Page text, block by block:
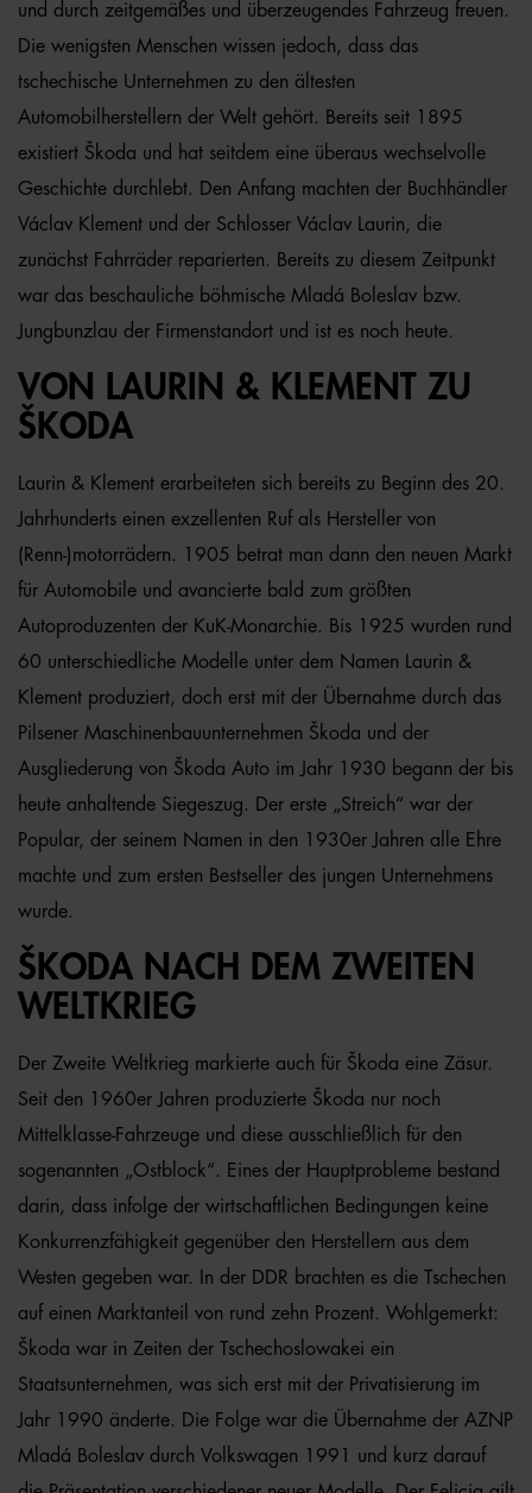
und durch zeitgemäßes und überzeugendes Fahrzeug freuen.
Die wenigsten Menschen wissen jedoch, dass das
tschechische Unternehmen zu den ältesten
Automobilherstellern der Welt gehört. Bereits seit 1895
existiert Škoda und hat seitdem eine überaus wechselvolle
Geschichte durchlebt. Den Anfang machten der Buchhändler
Václav Klement und der Schlosser Václav Laurin, die
zunächst Fahrräder reparierten. Bereits zu diesem Zeitpunkt
war das beschauliche böhmische Mladá Boleslav bzw.
Jungbunzlau der Firmenstandort und ist es noch heute.
VON LAURIN & KLEMENT ZU
ŠKODA
Laurin & Klement erarbeiteten sich bereits zu Beginn des 20.
Jahrhunderts einen exzellenten Ruf als Hersteller von
(Renn-)motorrädern. 1905 betrat man dann den neuen Markt
für Automobile und avancierte bald zum größten
Autoproduzenten der KuK-Monarchie. Bis 1925 wurden rund
60 unterschiedliche Modelle unter dem Namen Laurin &
Klement produziert, doch erst mit der Übernahme durch das
Pilsener Maschinenbauunternehmen Škoda und der
Ausgliederung von Škoda Auto im Jahr 1930 begann der bis
heute anhaltende Siegeszug. Der erste „Streich“ war der
Popular, der seinem Namen in den 1930er Jahren alle Ehre
machte und zum ersten Bestseller des jungen Unternehmens
wurde.
ŠKODA NACH DEM ZWEITEN
WELTKRIEG
Der Zweite Weltkrieg markierte auch für Škoda eine Zäsur.
Seit den 1960er Jahren produzierte Škoda nur noch
Mittelklasse-Fahrzeuge und diese ausschließlich für den
sogenannten „Ostblock“. Eines der Hauptprobleme bestand
darin, dass infolge der wirtschaftlichen Bedingungen keine
Konkurrenzfähigkeit gegenüber den Herstellern aus dem
Westen gegeben war. In der DDR brachten es die Tschechen
auf einen Marktanteil von rund zehn Prozent. Wohlgemerkt:
Škoda war in Zeiten der Tschechoslowakei ein
Staatsunternehmen, was sich erst mit der Privatisierung im
Jahr 1990 änderte. Die Folge war die Übernahme der AZNP
Mladá Boleslav durch Volkswagen 1991 und kurz darauf